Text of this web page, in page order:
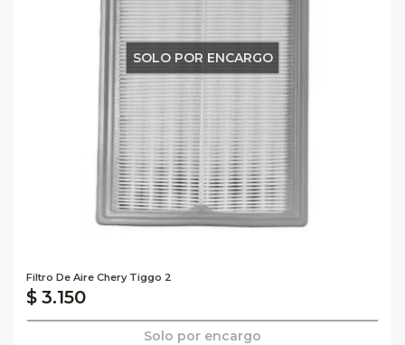
SOLO POR ENCARGO
Filtro De Aire Chery Tiggo 2
$ 3.150
Solo por encargo